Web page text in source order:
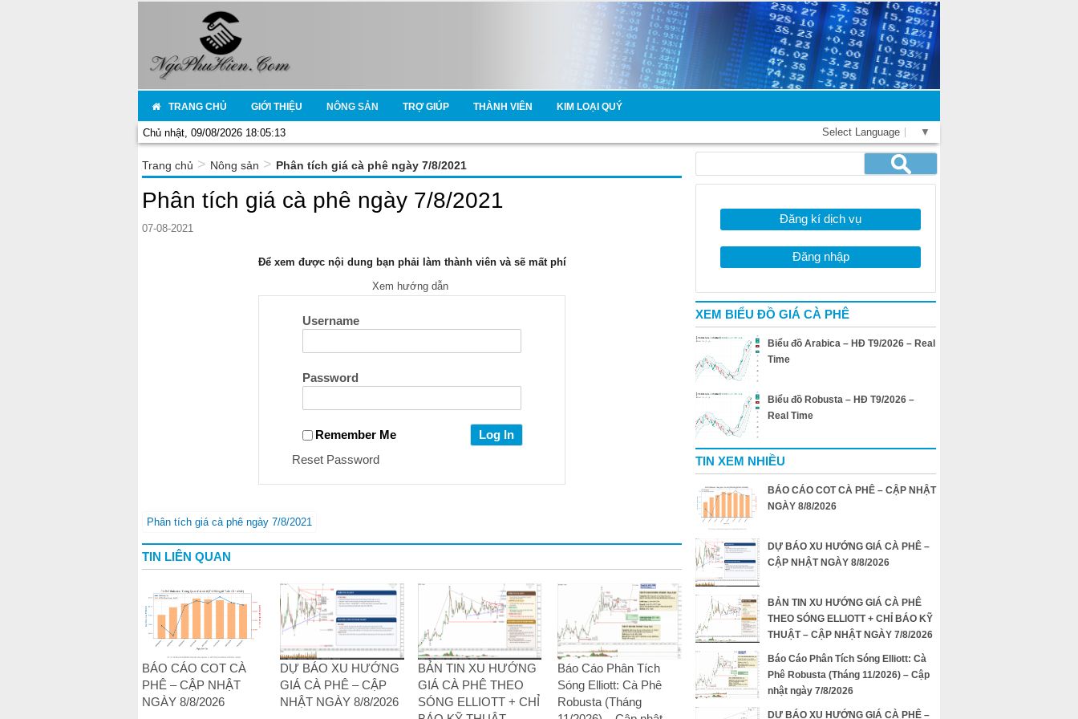
TRANG CHỦ GIỚI THIỆU NÔNG SẢN TRỢ GIÚP THÀNH VIÊN KIM LOẠI QUÝ
Chủ nhật, 09/08/2026 18:05:13 Select Language ▼
Trang chủ > Nông sản > Phân tích giá cà phê ngày 7/8/2021
Phân tích giá cà phê ngày 7/8/2021
07-08-2021
Để xem được nội dung bạn phải làm thành viên và sẽ mất phí
Xem hướng dẫn
Username
Password
Remember Me
Reset Password
Phân tích giá cà phê ngày 7/8/2021
TIN LIÊN QUAN
BÁO CÁO COT CÀ
PHÊ – CẬP NHẬT
NGÀY 8/8/2026
DỰ BÁO XU HƯỚNG
GIÁ CÀ PHÊ – CẬP
NHẬT NGÀY 8/8/2026
BẢN TIN XU HƯỚNG
GIÁ CÀ PHÊ THEO
SÓNG ELLIOTT + CHỈ
Báo Cáo Phân Tích
Sóng Elliott: Cà Phê
Robusta (Tháng
Đăng kí dịch vụ
Đăng nhập
XEM BIỂU ĐỒ GIÁ CÀ PHÊ
Biểu đồ Arabica – HĐ T9/2026 – Real
Time
Biểu đồ Robusta – HĐ T9/2026 –
Real Time
TIN XEM NHIỀU
BÁO CÁO COT CÀ PHÊ – CẬP NHẬT
NGÀY 8/8/2026
DỰ BÁO XU HƯỚNG GIÁ CÀ PHÊ –
CẬP NHẬT NGÀY 8/8/2026
BẢN TIN XU HƯỚNG GIÁ CÀ PHÊ
THEO SÓNG ELLIOTT + CHỈ BÁO KỸ
THUẬT – CẬP NHẬT NGÀY 7/8/2026
Báo Cáo Phân Tích Sóng Elliott: Cà
Phê Robusta (Tháng 11/2026) – Cập
nhật ngày 7/8/2026
DỰ BÁO XU HƯỚNG GIÁ CÀ PHÊ –